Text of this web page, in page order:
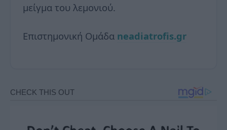
μείγμα του λεμονιού.
Επιστημονική Ομάδα neadiatrofis.gr